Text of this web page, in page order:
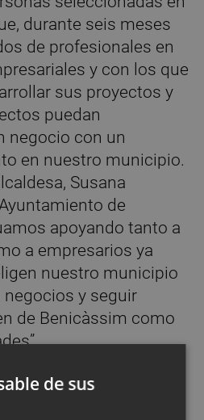
durante seis meses
de profesionales en
y con los que
sus proyectos y
puedan
negocio con un
en nuestro municipio.
Susana
de
apoyando tanto a
a empresarios ya
nuestro municipio
y seguir
de Benicàssim como
del área,
“ya hemos recibido
de sus